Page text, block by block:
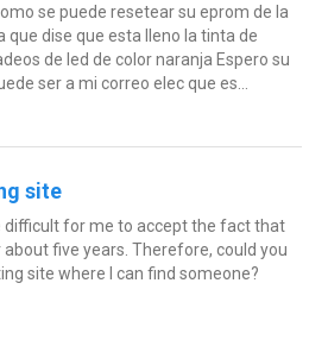
se puede resetear su eprom de la
que dise que esta lleno la tinta de
de led de color naranja Espero su
ser a mi correo elec que es...
site
difficult for me to accept the fact that
about five years. Therefore, could you
site where I can find someone?